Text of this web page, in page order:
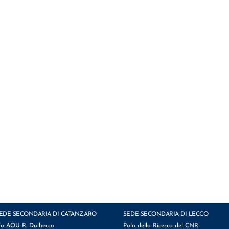
SECONDARIA DI CATANZARO
AOU R. Dulbecco
SEDE SECONDARIA DI LECCO
Polo della Ricerca del CNR